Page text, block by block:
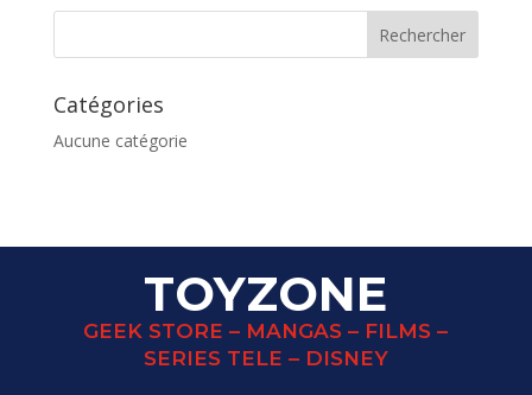
était :
est :
Catégories
Aucune catégorie
TOYZONE
GEEK STORE – MANGAS – FILMS –
SERIES TELE – DISNEY